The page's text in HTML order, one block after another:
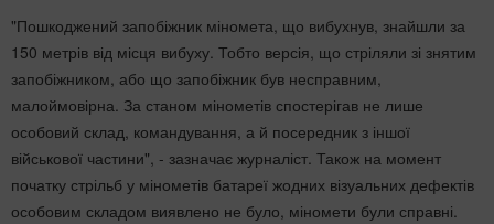
"Пошкоджений запобіжник міномета, що вибухнув, знайшли за
150 метрів від місця вибуху. Тобто версія, що стріляли зі знятим
запобіжником, або що запобіжник був несправним,
малоймовірна. За станом мінометів спостерігав не лише
особовий склад, командування, а й посередник з іншої
військової частини", - зазначає журналіст. Також на момент
початку стрільб у мінометів батареї жодних візуальних дефектів
особовим складом виявлено не було, міномети були справні.